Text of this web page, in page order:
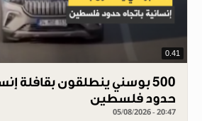
0.41
500 بوسني ينطلقون بقافلة
حدود فلسطين
05/08/2026 - 20:47